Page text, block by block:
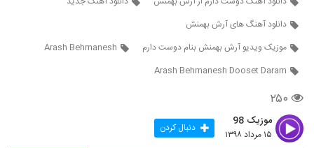
5346
دانلود آهنگ دلهره از سیامک مدرسی
۱۹۹ بازدید
5348
۲۳۱ بازدید
دانلود آهنگ های آرش بهمنش
موزیک ویدیو آرش بهمنش بنام دوست دارم
Arash Behmanesh
Arash Behmanesh Dooset Daram
۲۵۰
موزیک 98
۱۵ مرداد ۱۳۹۸ دنبال کردن